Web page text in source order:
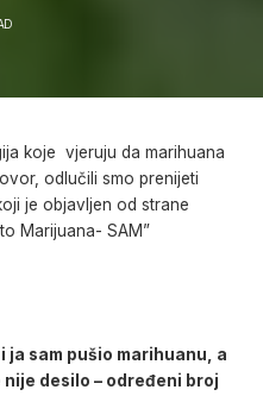
koje vjeruju da marihuana
odlučili smo prenijeti
je objavljen od strane
Marijuana- SAM”
ja sam pušio marihuanu, a
desilo – određeni broj